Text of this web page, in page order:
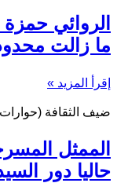
الروائي حمزة
ما زالت
إقرأ المزيد »
ضيف الثقافة
الممثل
حاليا دور